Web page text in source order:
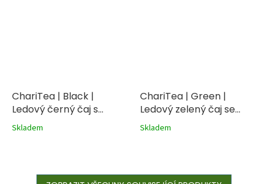
ChariTea | Black |
Ledový černý čaj s
citronem BIO 330ml
Skladem
ChariTea | Green |
Ledový zelený čaj se
zázvorem a medem BIO
Skladem